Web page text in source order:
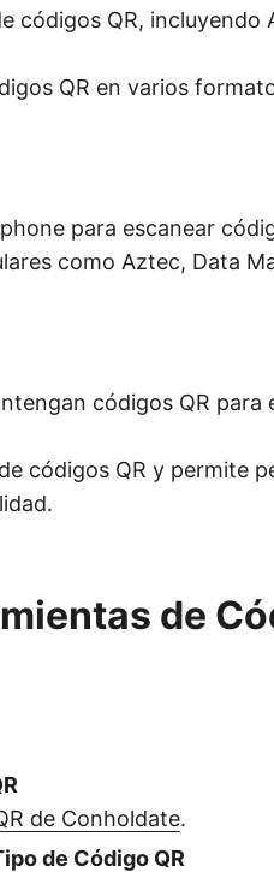
códigos QR, incluyendo
QR en varios
para escanear
como Aztec, Data
códigos QR para
códigos QR y permite
de
de Conholdate.
de Código QR